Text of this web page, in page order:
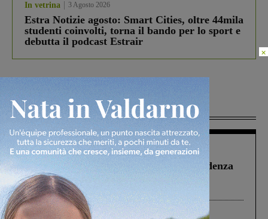
In vetrina 3 Agosto 2026
Estra Notizie agosto: Smart Cities, oltre 44mila
studenti coinvolti, torna il bando per lo sport e
debutta il podcast Estrair
Più lette
Figline Incisa Valdarno 1 Agosto 2026
Piscina di Figline finanziata oltre la scadenza
Pnrr, il gruppo di Fratelli d’Italia: “Un
ringraziamento al Governo”
Cronaca 4 Agosto 2026
×